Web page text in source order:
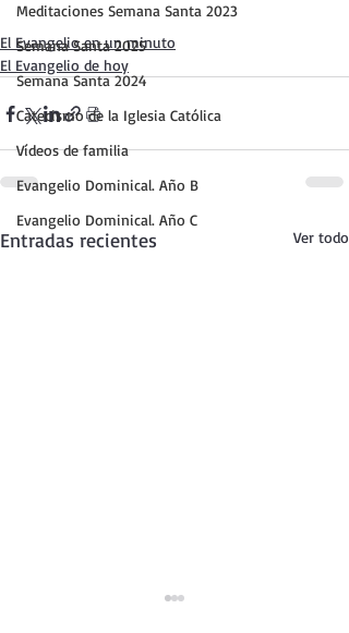
Meditaciones Semana Santa 2023
Semana Santa 2025
Semana Santa 2024
Catecismo de la Iglesia Católica
Vídeos de familia
Evangelio Dominical. Año B
Evangelio Dominical. Año C
El Evangelio en un minuto
El Evangelio de hoy
Entradas recientes Ver todo